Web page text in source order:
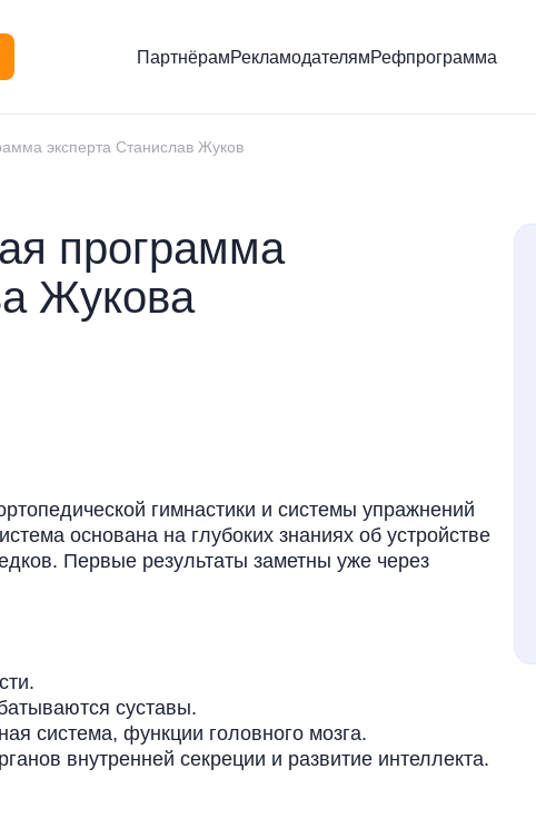
ПартнёрамРекламодателямРефпрограмма
эксперта Станислав Жуков
программа
Жукова
гимнастики и системы упражнений
основана на глубоких знаниях об устройстве
Первые результаты заметны уже через
суставы.
система, функции головного мозга.
внутренней секреции и развитие интеллекта.